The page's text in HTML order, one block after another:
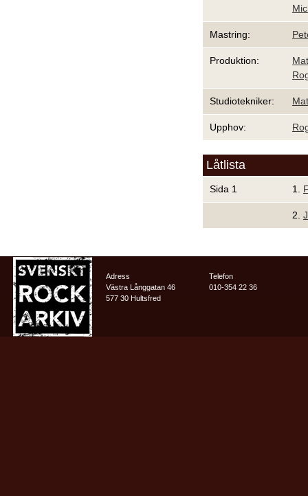
Mastring:
Produktion:
Studiotekniker:
Upphov:
Låtlista
Sida 1 1.
2.
Adress
Västra Långgatan 46
577 30 Hultsfred
Telefon
010-354 22 36